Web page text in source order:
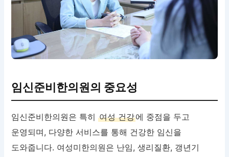
임신준비한의원의 중요성
임신준비한의원은 특히여성 건강에 중점을 두고
운영되며, 다양한 서비스를 통해 건강한 임신을
도와줍니다. 여성미한의원은 난임, 생리질환, 갱년기